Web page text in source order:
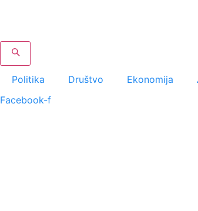
Politika Društvo Ekonomija
Facebook-f